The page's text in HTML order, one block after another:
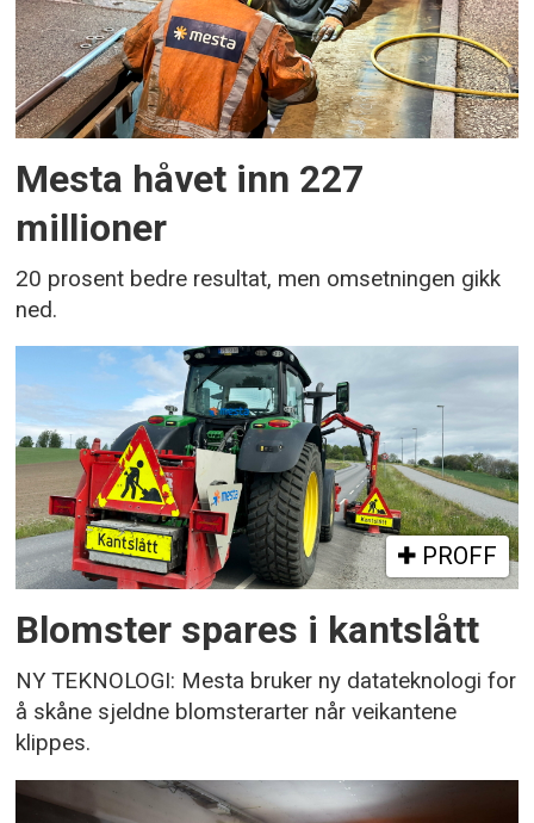
Mesta håvet inn 227
millioner
20 prosent bedre resultat, men omsetningen gikk
ned.
PROFF
Blomster spares i kantslått
NY TEKNOLOGI: Mesta bruker ny datateknologi for
å skåne sjeldne blomsterarter når veikantene
klippes.